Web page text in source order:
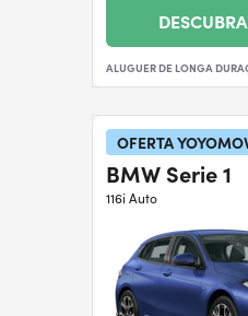
ALUGUER DE LONGA
OFERTA
BMW Serie 1
116i Auto